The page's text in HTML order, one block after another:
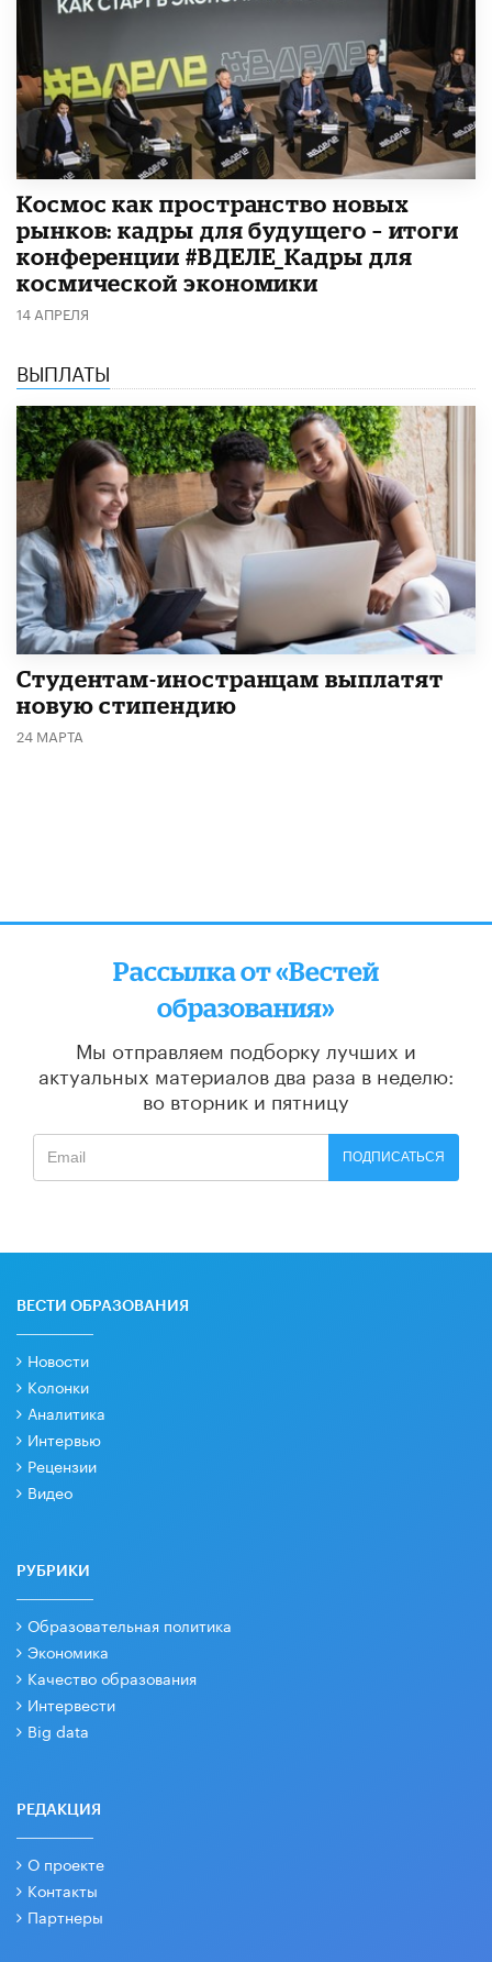
Космос как пространство новых
рынков: кадры для будущего – итоги
конференции #ВДЕЛЕ_Кадры для
космической экономики
14 АПРЕЛЯ
ВЫПЛАТЫ
Студентам-иностранцам выплатят
новую стипендию
24 МАРТА
Рассылка от «Вестей
образования»
Мы отправляем подборку лучших и
актуальных материалов два раза в неделю:
во вторник и пятницу
ПОДПИСАТЬСЯ
ВЕСТИ ОБРАЗОВАНИЯ
Новости
Колонки
Аналитика
Интервью
Рецензии
Видео
РУБРИКИ
Образовательная политика
Экономика
Качество образования
Интервести
Big data
РЕДАКЦИЯ
О проекте
Контакты
Партнеры